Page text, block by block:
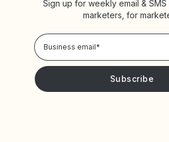
Sign up for weekly email &
marketers, for